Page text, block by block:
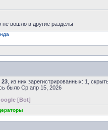
не вошло в другие разделы
23 , из них зарегистрированных: 1,
было Ср апр 15, 2026
[Bot]